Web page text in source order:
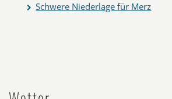
Schwere Niederlage für Merz